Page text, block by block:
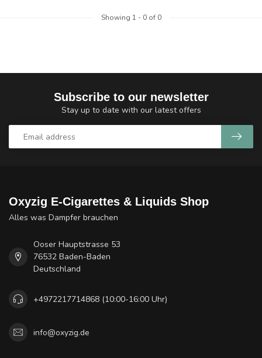
Showing 1 - 0of 0
Subscribe to our newsletter
Stay up to date with our latest offers
Oxyzig E-Cigarettes & Liquids Shop
Alles was Dampfer brauchen
Ooser Hauptstrasse 53
76532 Baden-Baden
Deutschland
+4972217714868 (10:00-16:00 Uhr)
info@oxyzig.de